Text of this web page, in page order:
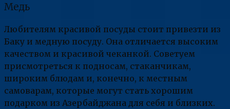
Медь
Любителям красивой посуды стоит привезти из
Баку и медную посуду. Она отличается высоким
качеством и красивой чеканкой. Советуем
присмотреться к подносам, стаканчикам,
широким блюдам и, конечно, к местным
самоварам, которые могут стать хорошим
подарком из Азербайджана для себя и близких.